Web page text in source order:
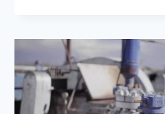
AZURE
LE
SECTEUR
PÉTROLIER